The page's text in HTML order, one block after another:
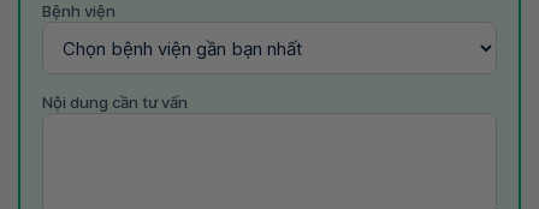
Bệnh viện
Nội dung cần tư vấn